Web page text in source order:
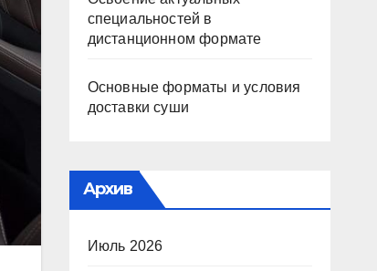
специальностей в
дистанционном формате
Основные форматы и условия
доставки суши
Архив
Июль 2026